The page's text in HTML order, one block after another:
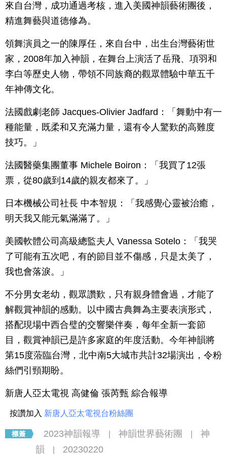
來自台灣，成功通過考核，進入美國神韻藝術團後，
精進舞藝與道德修為。
領舞演員之一的陳厚任，來自台中，出生台灣藝術世
家，2008年加入神韻，在舞台上演活了岳飛、項羽和
李白等歷史人物，帶領不同族裔的觀眾體驗中華五千
年神傳文化。
法國戲劇老師 Jacques-Olivier Jadfard：「舞動中有一
種能量，既柔和又充滿力量，還有令人驚歎的高難度
技巧。」
法國醫藥集團董事 Michele Boiron：「我買了12張
票，從80歲到14歲的親友都來了。」
日本機械公司社長 中本智規：「我感覺心靈被治癒，
明天我又能元氣滿滿了。」
美國軟體公司高級總監夫人 Vanessa Sotelo：「我哭
了可能有五次吧，有的節目並不傷感，只是太美了，
我也會落淚。」
不分男女老幼，觀眾讚歎，只有親身體會過，才能了
解觀賞神韻的感動。以中國古典舞為主要表演形式，
搭配現場中西合璧的交響樂伴奏，每年全新一套節
目，觀賞神韻已是許多家庭的年度活動。今年神韻將
第15度蒞臨台灣，北中南5大城市共計32場演出，令粉
絲們引頸期盼。
新唐人亞太電視 高健倫 張芮甄 綜合報導
按讚加入 新唐人亞太電視台粉絲團
2023神韻報導 神韻世界藝術團
神
韻
20230220